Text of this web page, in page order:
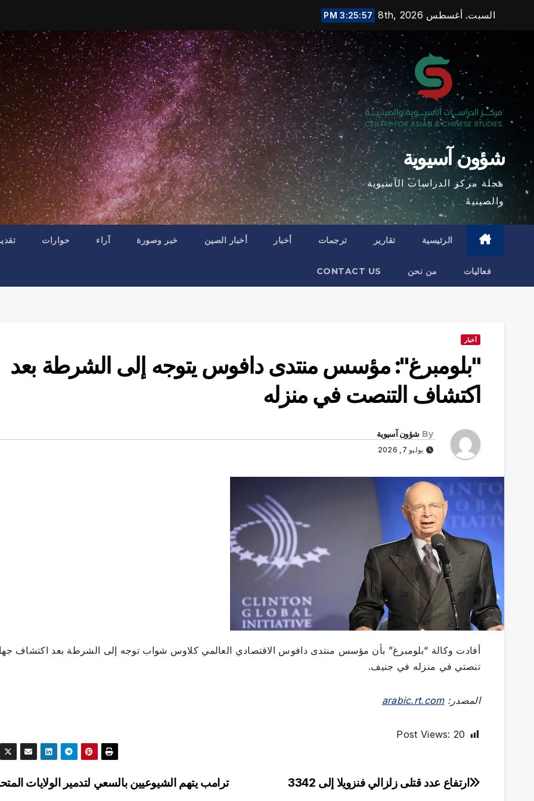
content
السبت. أغسطس 8th, 2026 3:25:59 PM
شؤون آسيوية
مجلة مركز الدراسات الآسيوية
والصينية
الرئيسية تقارير ترجمات أخبار أخبار الصين خبر وصورة آراء حوارات
فعاليات من نحن CONTACT US
أخبار
"بلومبرغ": مؤسس منتدى دافوس يتوجه إلى الشرطة بعد
اكتشاف التنصت في منزله
By شؤون آسيوية
يوليو 7, 2026
أفادت وكالة “بلومبرغ” بأن مؤسس منتدى دافوس الاقتصادي العالمي كلاوس شواب توجه إلى الشرطة بعد اكتشاف
تنصتي في منزله في جنيف.
المصدر:arabic.rt.com
Post Views: 20
تصفّح
ترامب يتهم الشيوعيين بالسعي لتدمير الولايات ارتفاع عدد قتلى زلزالي فنزويلا إلى 3342